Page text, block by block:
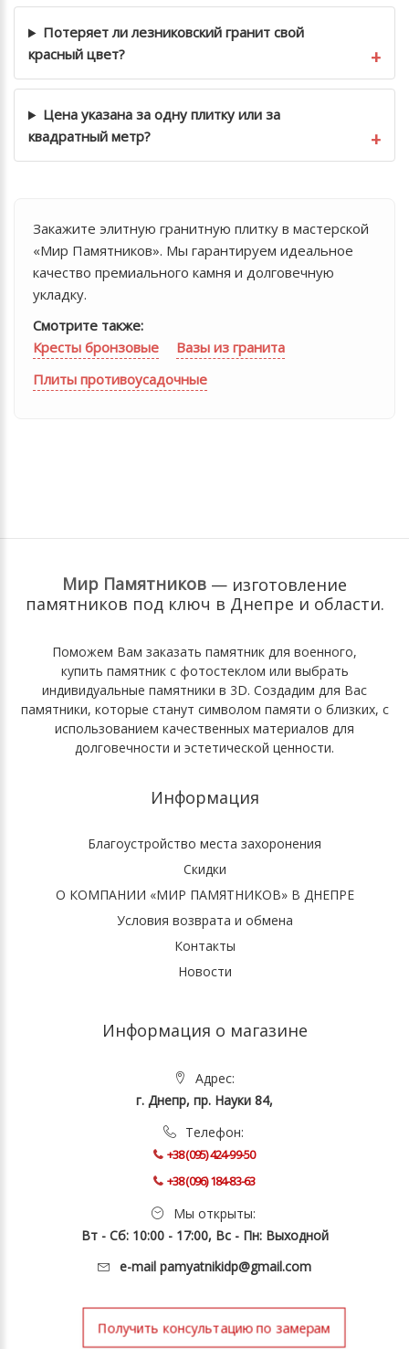
Потеряет ли лезниковский гранит свой
красный цвет?
Цена указана за одну плитку или за
квадратный метр?
Закажите элитную гранитную плитку в мастерской
«Мир Памятников». Мы гарантируем идеальное
качество премиального камня и долговечную
укладку.
Смотрите также:
Кресты бронзовые
Вазы из гранита
Плиты противоусадочные
Мир Памятников — изготовление
памятников под ключ в Днепре и области.
Поможем Вам заказать памятник для военного,
купить памятник с фотостеклом или выбрать
индивидуальные памятники в 3D. Cоздадим для Вас
памятники, которые станут символом памяти о близких, с
использованием качественных материалов для
долговечности и эстетической ценности.
Информация
Благоустройство места захоронения
Скидки
О КОМПАНИИ «МИР ПАМЯТНИКОВ» В ДНЕПРЕ
Условия возврата и обмена
Контакты
Новости
Информация о магазине
Адрес:
г. Днепр, пр. Науки 84,
Телефон:
+38 (095) 424-99-50
+38 (096) 184-83-63
Мы открыты:
Вт - Сб: 10:00 - 17:00, Вс - Пн: Выходной
e-mail pamyatnikidp@gmail.com
Получить консультацию по замерам